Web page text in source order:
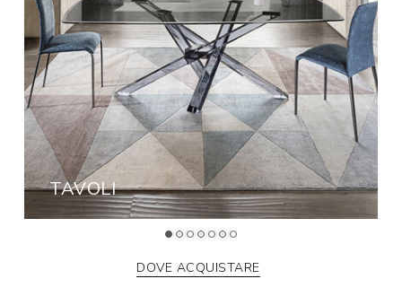
TAVOLI
DOVE ACQUISTARE